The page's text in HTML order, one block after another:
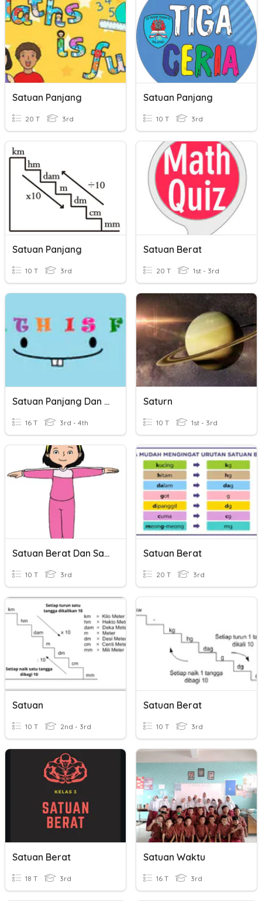
Satuan Panjang
20 T 3rd
Satuan Panjang
10 T 3rd
Satuan Panjang
10 T 3rd
Satuan Berat
20 T 1st - 3rd
Satuan Panjang Dan Satuan Waktu
16 T 3rd - 4th
Saturn
10 T 1st - 3rd
Satuan Berat Dan Satuan Panjang
10 T 3rd
Satuan Berat
20 T 3rd
Satuan
10 T 2nd - 3rd
Satuan Berat
10 T 3rd
Satuan Berat
18 T 3rd
Satuan Waktu
16 T 3rd